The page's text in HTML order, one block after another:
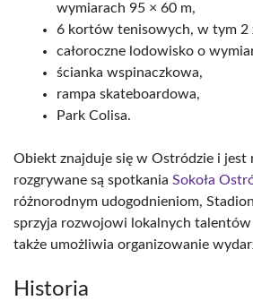
wymiarach 95 × 60 m,
6 kortów tenisowych, w tym 2
całoroczne lodowisko o
ścianka wspinaczkowa,
rampa skateboardowa,
Park Colisa.
Obiekt znajduje się w Ostródzie i jest
rozgrywane są spotkania Sokoła
różnorodnym udogodnieniom,
sprzyja rozwojowi lokalnych
także umożliwia organizowanie
Historia